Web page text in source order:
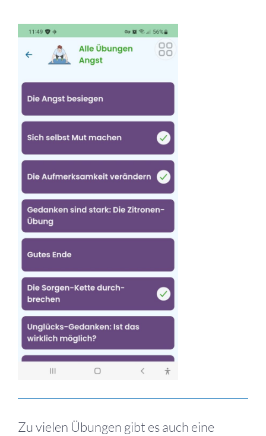
Zu vielen Übungen gibt es auch eine